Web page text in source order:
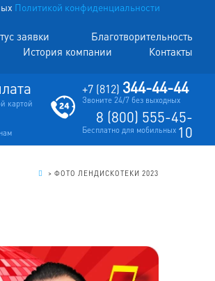
Политикой конфиденциальности
заявки
Благотворительность
История компании Контакты
картой
+7 (812) 344-44-44
Звоните 24/7 без выходных
8 (800) 555-45-
10
Бесплатно для мобильных
> ФОТО ЛЕНДИСКОТЕКИ 2023